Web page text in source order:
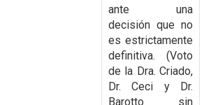
ante una
decisión que no
es estrictamente
definitiva. (Voto
de la Dra. Criado,
Dr. Ceci y Dr.
Barotto sin